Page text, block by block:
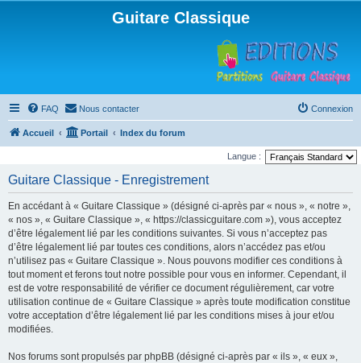
Guitare Classique
FAQ Nous contacter Connexion
Accueil Portail Index du forum
Langue :
Guitare Classique - Enregistrement
En accédant à « Guitare Classique » (désigné ci-après par « nous », « notre »,
« nos », « Guitare Classique », « https://classicguitare.com »), vous acceptez
d’être légalement lié par les conditions suivantes. Si vous n’acceptez pas
d’être légalement lié par toutes ces conditions, alors n’accédez pas et/ou
n’utilisez pas « Guitare Classique ». Nous pouvons modifier ces conditions à
tout moment et ferons tout notre possible pour vous en informer. Cependant, il
est de votre responsabilité de vérifier ce document régulièrement, car votre
utilisation continue de « Guitare Classique » après toute modification constitue
votre acceptation d’être légalement lié par les conditions mises à jour et/ou
modifiées.
Nos forums sont propulsés par phpBB (désigné ci-après par « ils », « eux »,